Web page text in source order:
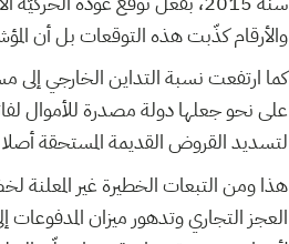
والأرقام كذّبت هذه التوقعات بل أن
كما ارتفعت نسبة التداين الخارجي
على نحو جعلها دولة مصدرة للأموال
لتسديد القروض القديمة المستحقة
هذا ومن التبعات الخطيرة غير المعلنة
العجز التجاري وتدهور ميزان